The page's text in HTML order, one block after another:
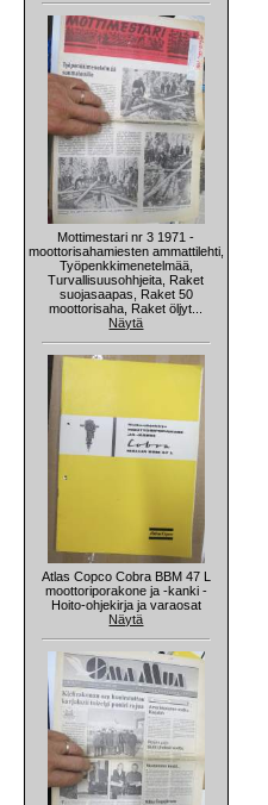
Mottimestari nr 3 1971 -
moottorisahamiesten ammattilehti,
Työpenkkimenetelmää,
Turvallisuusohhjeita, Raket
suojasaapas, Raket 50
moottorisaha, Raket öljyt...
Näytä
Atlas Copco Cobra BBM 47 L
moottoriporakone ja -kanki -
Hoito-ohjekirja ja varaosat
Näytä